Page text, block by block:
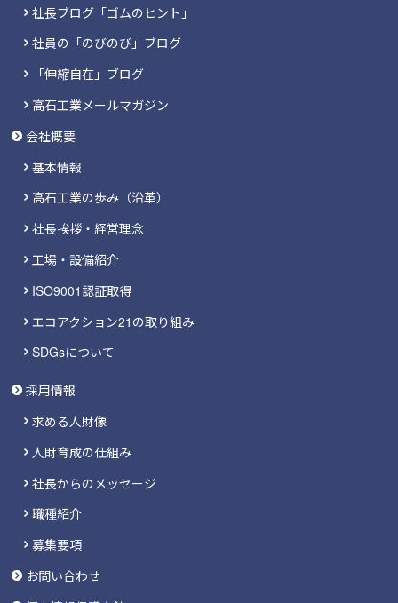
社長ブログ「ゴムのヒント」
社員の「のびのび」ブログ
「伸縮自在」ブログ
高石工業メールマガジン
会社概要
基本情報
高石工業の歩み（沿革）
社長挨拶・経営理念
工場・設備紹介
ISO9001認証取得
エコアクション21の取り組み
SDGsについて
採用情報
求める人財像
人財育成の仕組み
社長からのメッセージ
職種紹介
募集要項
お問い合わせ